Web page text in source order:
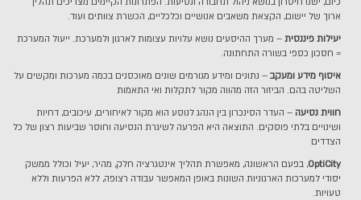
ארוך של יישום, הקצאת משאבים אנושיים וכלכליים, הכשרת צוותים ועוד.
יעילות פיננסית – מערך ההיסעים נושא עלויות עצומות לארגון ולמערכת. ייעול המערכת
= חסכון כספי בשורה התחתונה.
איסוף מידע ומעקב – נתונים ומידע מגורמים שונים מאוכסנים בכמה מערכות ומקשים על
השליטה בהם. הביזור הזה מהווה מקור לתקלות ואי התאמות
חווית נסיעה – העדר הסינכרון בין הנהג לנוסע הוא מקור לאיחורים, עיכובים, דחיות
ושינויים בלתי פוסקים. התוצאה היא הפרעה לשיגרת הנסיעה וחוסר שביעות רצון של כל
הצדדים
OptiCity, בפעם הראשונה, מאפשרת תהליך אינטגרציה חלק, מהיר, יעיל וכולל ממשק
יסודי למערכות הארגוניות השונות באופן המאפשר עבודה רצופה, ללא הפרעות וללא
טעויות.